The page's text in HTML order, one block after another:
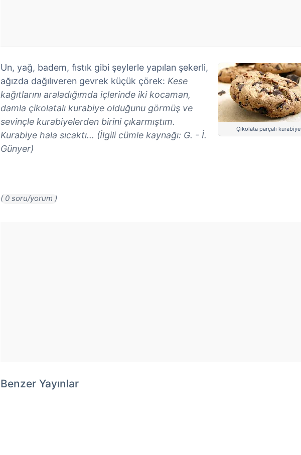
Çikolata parçalı kurabiye
Un, yağ, badem, fıstık gibi şeylerle yapılan şekerli,
ağızda dağılıveren gevrek küçük çörek: Kese
kağıtlarını araladığımda içlerinde iki kocaman,
damla çikolatalı kurabiye olduğunu görmüş ve
sevinçle kurabiyelerden birini çıkarmıştım.
Kurabiye hala sıcaktı... (İlgili cümle kaynağı: G. - İ.
Günyer)
( 0 soru/yorum )
Benzer Yayınlar